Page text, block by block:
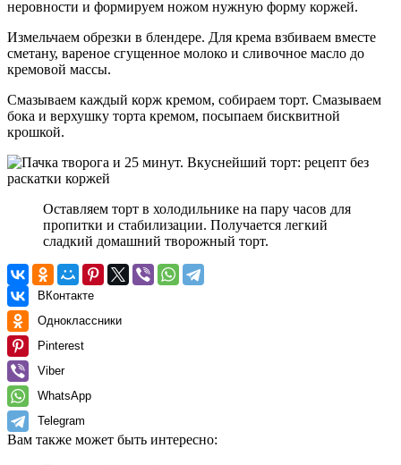
неровности и формируем ножом нужную форму коржей.
Измельчаем обрезки в блендере. Для крема взбиваем вместе
сметану, вареное сгущенное молоко и сливочное масло до
кремовой массы.
Смазываем каждый корж кремом, собираем торт. Смазываем
бока и верхушку торта кремом, посыпаем бисквитной
крошкой.
Оставляем торт в холодильнике на пару часов для
пропитки и стабилизации. Получается легкий
сладкий домашний творожный торт.
ВКонтакте
Одноклассники
Pinterest
Viber
WhatsApp
Telegram
Вам также может быть интересно: